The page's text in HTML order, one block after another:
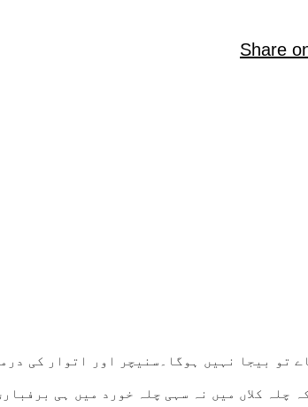
Share
تو بیجا نہیں ہوگا۔سنیچر اور اتوار کی
کلاں میں نہ سہی چلہ خورد میں ہی